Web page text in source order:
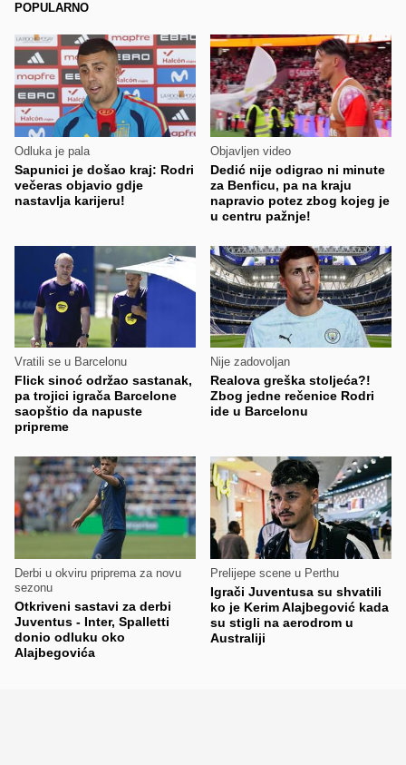
POPULARNO
Odluka je pala
Sapunici je došao kraj: Rodri
večeras objavio gdje
nastavlja karijeru!
Objavljen video
Dedić nije odigrao ni minute
za Benficu, pa na kraju
napravio potez zbog kojeg je
u centru pažnje!
Vratili se u Barcelonu
Flick sinoć održao sastanak,
pa trojici igrača Barcelone
saopštio da napuste
pripreme
Nije zadovoljan
Realova greška stoljeća?!
Zbog jedne rečenice Rodri
ide u Barcelonu
Derbi u okviru priprema za novu
sezonu
Otkriveni sastavi za derbi
Juventus - Inter, Spalletti
donio odluku oko
Alajbegovića
Prelijepe scene u Perthu
Igrači Juventusa su shvatili
ko je Kerim Alajbegović kada
su stigli na aerodrom u
Australiji